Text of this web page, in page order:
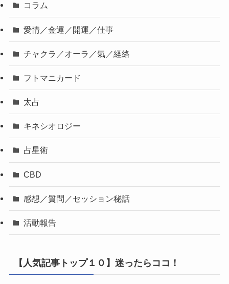
コラム
愛情／金運／開運／仕事
チャクラ／オーラ／氣／経絡
フトマニカード
太占
キネシオロジー
占星術
CBD
感想／質問／セッション秘話
活動報告
【人気記事トップ１０】迷ったらココ！